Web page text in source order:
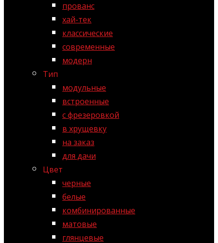
прованс
хай-тек
классические
современные
модерн
Тип
модульные
встроенные
с фрезеровкой
в хрущевку
на заказ
для дачи
Цвет
черные
белые
комбинированные
матовые
глянцевые